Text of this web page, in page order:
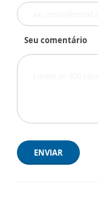
Seu comentário
ENVIAR